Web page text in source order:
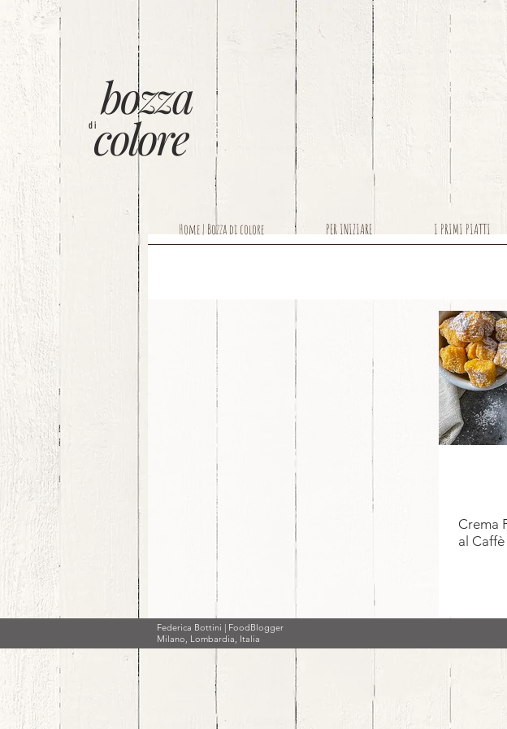
bozza
colore
di
Crema
al Caffè
Home | Bozza di colore PER INIZIARE I PRIMI PIATTI
Federica Bottini | FoodBlogger
Milano, Lombardia, Italia